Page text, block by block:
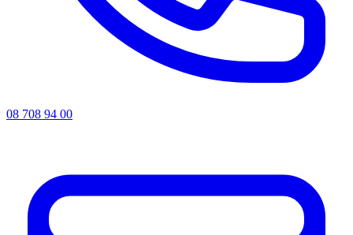
08 708 94 00